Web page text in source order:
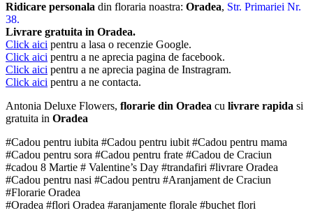
Ridicare personala din floraria noastra: Oradea, Str. Primariei Nr.
38.
Livrare gratuita in Oradea.
Click aici pentru a lasa o recenzie Google.
Click aici pentru a ne aprecia pagina de facebook.
Click aici pentru a ne aprecia pagina de Instragram.
Click aici pentru a ne contacta.
Antonia Deluxe Flowers, florarie din Oradea cu livrare rapida si
gratuita in Oradea
#Cadou pentru iubita #Cadou pentru iubit #Cadou pentru mama
#Cadou pentru sora #Cadou pentru frate #Cadou de Craciun
#cadou 8 Martie # Valentine’s Day #trandafiri #livrare Oradea
#Cadou pentru nasi #Cadou pentru #Aranjament de Craciun
#Florarie Oradea
#Oradea #flori Oradea #aranjamente florale #buchet flori